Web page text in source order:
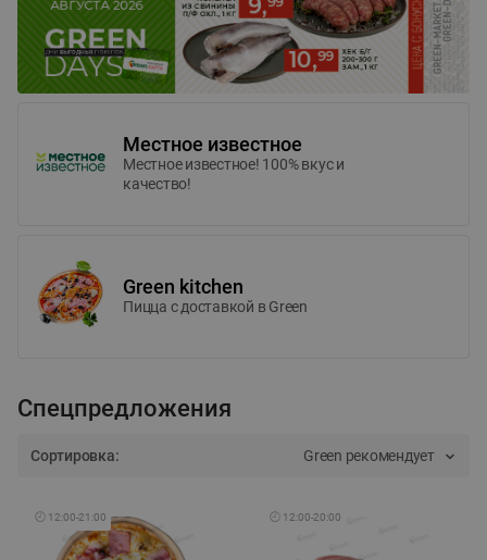
Местное известное
Местное известное! 100% вкус и
качество!
Green kitchen
Пицца c доставкой в Green
Спецпредложения
Сортировка: Green рекомендует
🕘 12:00-21:00 🕘 12:00-20:00